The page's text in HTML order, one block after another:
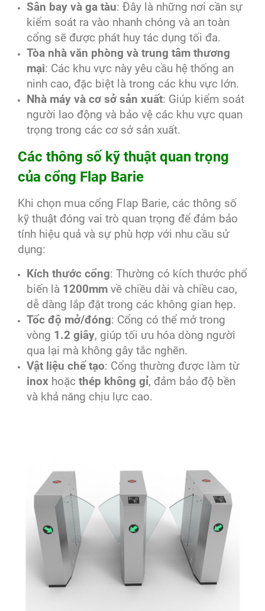
Sân bay và ga tàu: Đây là những nơi cần sự
kiểm soát ra vào nhanh chóng và an toàn
cổng sẽ được phát huy tác dụng tối đa.
Tòa nhà văn phòng và trung tâm thương
mại: Các khu vực này yêu cầu hệ thống an
ninh cao, đặc biệt là trong các khu vực lớn.
Nhà máy và cơ sở sản xuất: Giúp kiểm soát
người lao động và bảo vệ các khu vực quan
trọng trong các cơ sở sản xuất.
Các thông số kỹ thuật quan trọng
của cổng Flap Barie
Khi chọn mua cổng Flap Barie, các thông số
kỹ thuật đóng vai trò quan trọng để đảm bảo
tính hiệu quả và sự phù hợp với nhu cầu sử
dụng:
Kích thước cổng: Thường có kích thước phổ
biến là 1200mm về chiều dài và chiều cao,
dễ dàng lắp đặt trong các không gian hẹp.
Tốc độ mở/đóng: Cổng có thể mở trong
vòng 1.2 giây, giúp tối ưu hóa dòng người
qua lại mà không gây tắc nghẽn.
Vật liệu chế tạo: Cổng thường được làm từ
inox hoặc thép không gỉ, đảm bảo độ bền
và khả năng chịu lực cao.